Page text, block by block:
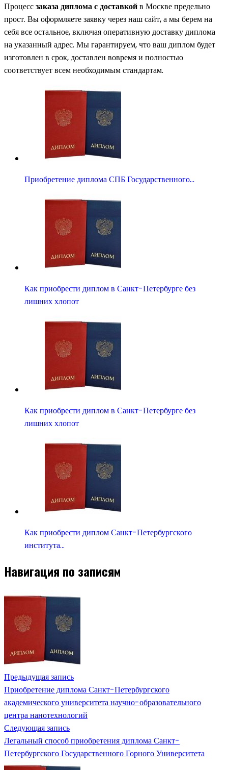
Процессзаказа диплома с доставкойв Москве предельно
прост. Вы оформляете заявку через наш сайт, а мы берем на
себя все остальное, включая оперативную доставку диплома
на указанный адрес. Мы гарантируем, что ваш диплом будет
изготовлен в срок, доставлен вовремя и полностью
соответствует всем необходимым стандартам.
Приобретение диплома СПБ Государственного…
Как приобрести диплом в Санкт-Петербурге без
лишних хлопот
Как приобрести диплом в Санкт-Петербурге без
лишних хлопот
Как приобрести диплом Санкт-Петербургского
института…
Навигация по записям
Предыдущая запись
Приобретение диплома Санкт-Петербургского
академического университета научно-образовательного
центра нанотехнологий
Следующая запись
Легальный способ приобретения диплома Санкт-
Петербургского Государственного Горного Университета